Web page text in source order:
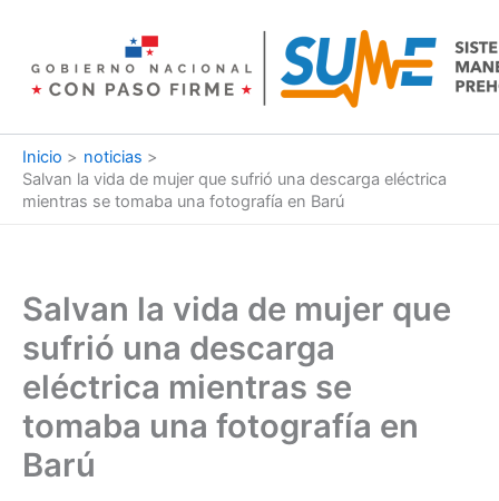
contenido
Inicio
noticias
Salvan la vida de mujer que sufrió una descarga eléctrica
mientras se tomaba una fotografía en Barú
Salvan la vida de mujer que
sufrió una descarga
eléctrica mientras se
tomaba una fotografía en
Barú